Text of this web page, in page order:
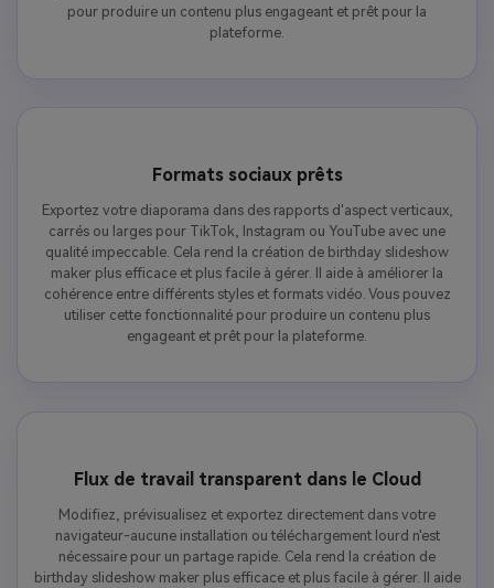
pour produire un contenu plus engageant et prêt pour la
plateforme.
Formats sociaux prêts
Exportez votre diaporama dans des rapports d'aspect verticaux,
carrés ou larges pour TikTok, Instagram ou YouTube avec une
qualité impeccable. Cela rend la création de birthday slideshow
maker plus efficace et plus facile à gérer. Il aide à améliorer la
cohérence entre différents styles et formats vidéo. Vous pouvez
utiliser cette fonctionnalité pour produire un contenu plus
engageant et prêt pour la plateforme.
Flux de travail transparent dans le Cloud
Modifiez, prévisualisez et exportez directement dans votre
navigateur-aucune installation ou téléchargement lourd n'est
nécessaire pour un partage rapide. Cela rend la création de
birthday slideshow maker plus efficace et plus facile à gérer. Il aide